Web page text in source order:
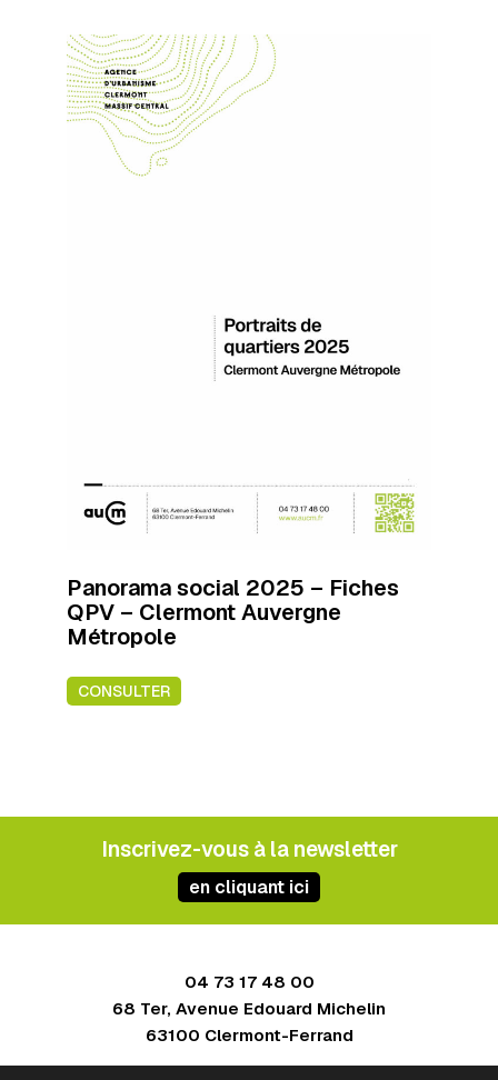
Panorama social 2025 – Fiches
QPV – Clermont Auvergne
Métropole
CONSULTER
Inscrivez-vous à la newsletter
en cliquant ici
04 73 17 48 00
68 Ter, Avenue Edouard Michelin
63100 Clermont-Ferrand